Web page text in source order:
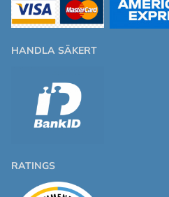
HANDLA SÄKERT
RATINGS